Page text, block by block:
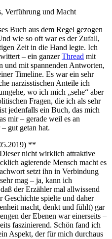
Verführung und Macht
Buch aus dem Regel gezogen
wie so oft war es der Zufall,
Zeit in die Hand legte. Ich
– ein ganzerThread mit
und mit spannenden Antworten,
Timeline. Es war ein sehr
narzisstischen Anteile ich
wo ich mich „sehe“ aber
Fragen, die ich als sehr
jedenfalls ein Buch, das mich
mir – gerade weil es an
gut getan hat.
**
nicht wirklich attraktive
agierende Mensch macht es
setzt ihn in Verbindung
mag – ja, kann ich
der Erzähler mal allwissend
Geschichte spielte und daher
macht, denkt und fühlt) gar
der Ebenen war einerseits –
faszinierend. Schön fand ich
Aspekt, der für mich durchaus